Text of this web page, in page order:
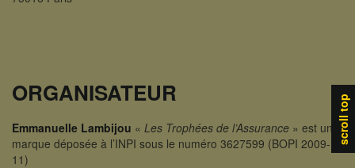
ORGANISATEUR
Emmanuelle Lambijou « Les Trophées de l’Assurance » est une
marque déposée à l’INPI sous le numéro 3627599 (BOPI 2009-
11)
scroll top